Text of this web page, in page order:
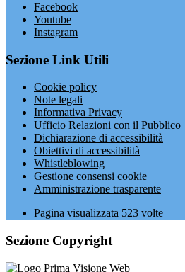
Facebook
Youtube
Instagram
Sezione Link Utili
Cookie policy
Note legali
Informativa Privacy
Ufficio Relazioni con il Pubblico
Dichiarazione di accessibilità
Obiettivi di accessibilità
Whistleblowing
Gestione consensi cookie
Amministrazione trasparente
Pagina visualizzata 523 volte
Sezione Copyright